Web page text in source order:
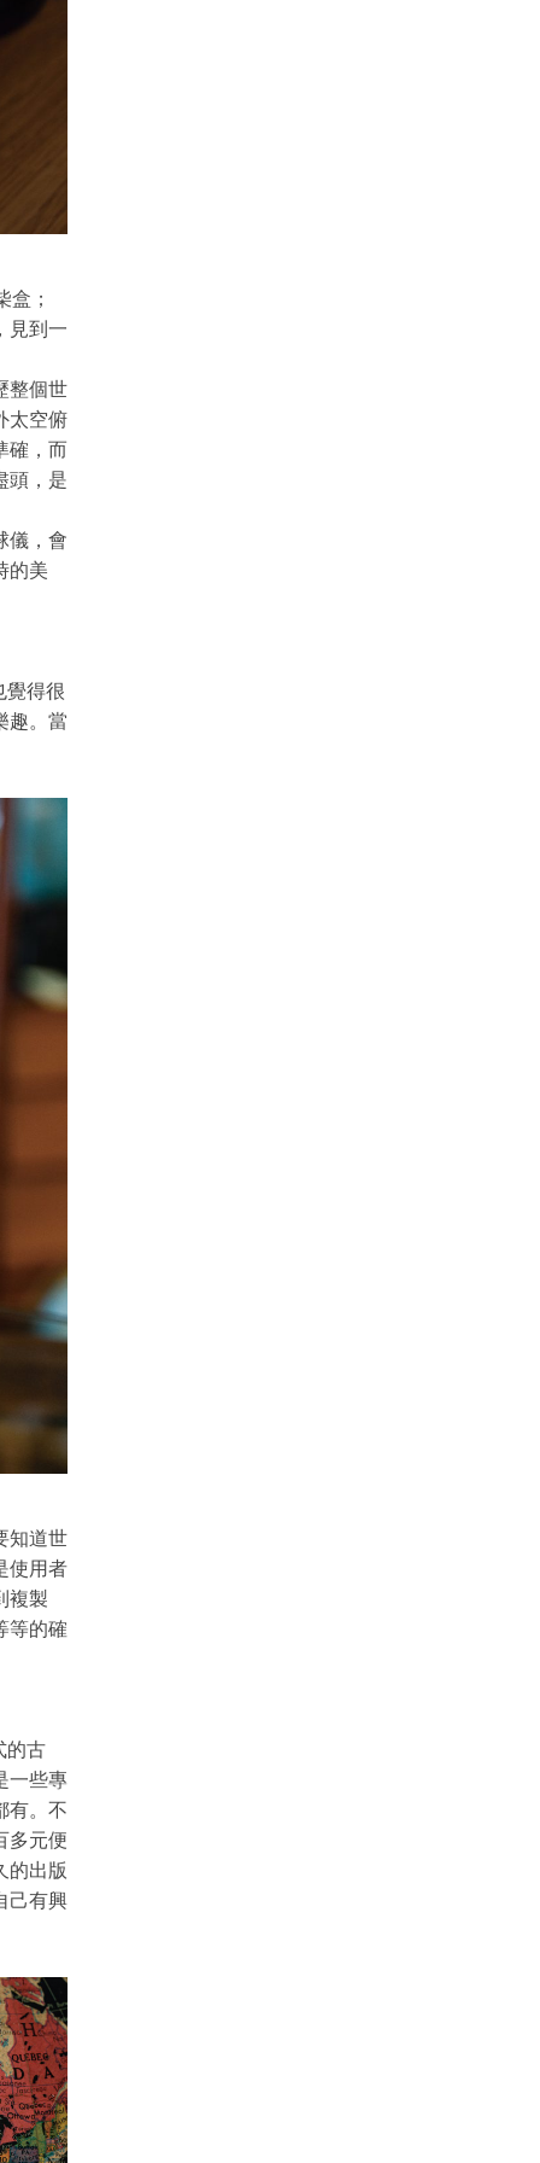
盒；
見到一
整個世
太空俯
確，而
頭，是
儀，會
的美
覺得很
趣。當
知道世
使用者
複製
等的確
的古
一些專
有。不
多元便
的出版
己有興